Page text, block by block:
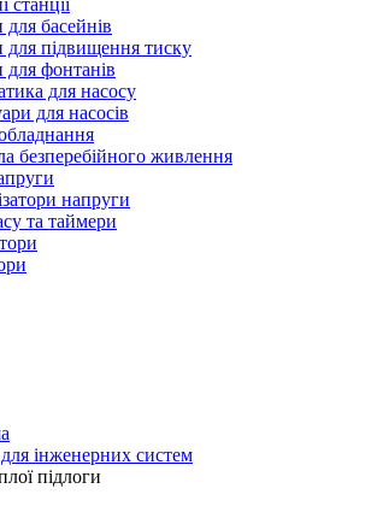
станції
басейнів
для підвищення тиску
для фонтанів
для насосу
для насосів
безперебійного живлення
напруги
та таймери
інженерних систем
підлоги